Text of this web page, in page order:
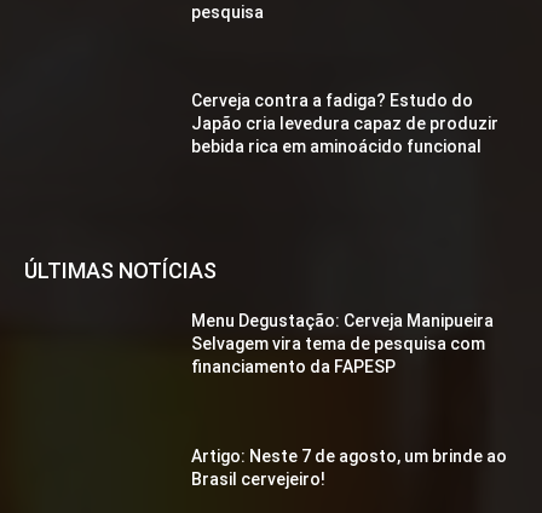
pesquisa
Cerveja contra a fadiga? Estudo do
Japão cria levedura capaz de produzir
bebida rica em aminoácido funcional
ÚLTIMAS NOTÍCIAS
Menu Degustação: Cerveja Manipueira
Selvagem vira tema de pesquisa com
financiamento da FAPESP
Artigo: Neste 7 de agosto, um brinde ao
Brasil cervejeiro!